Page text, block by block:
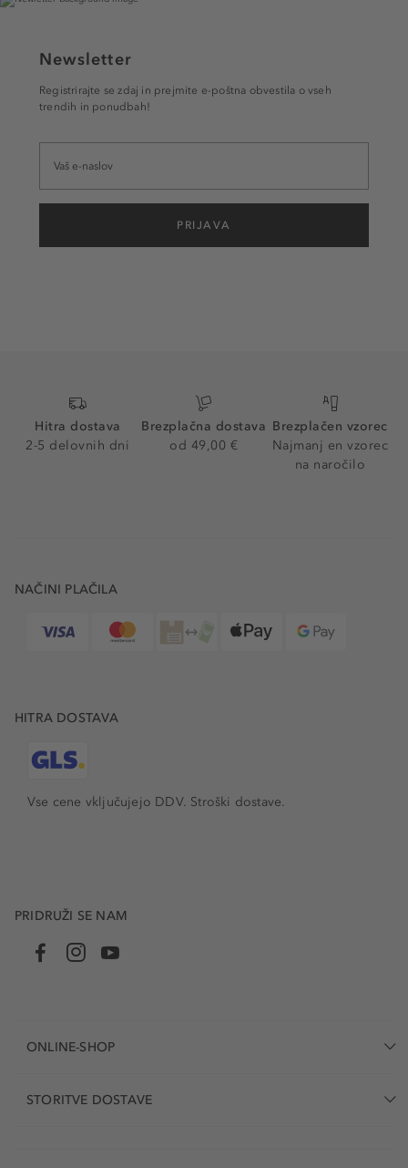
Newsletter
Registrirajte se zdaj in prejmite e-poštna obvestila o vseh
trendih in ponudbah!
PRIJAVA
Hitra dostava
2-5 delovnih dni
Brezplačna dostava
od 49,00 €
Brezplačen vzorec
Najmanj en vzorec
na naročilo
NAČINI PLAČILA
HITRA DOSTAVA
Vse cene vključujejo DDV. Stroški dostave.
PRIDRUŽI SE NAM
ONLINE-SHOP
STORITVE DOSTAVE